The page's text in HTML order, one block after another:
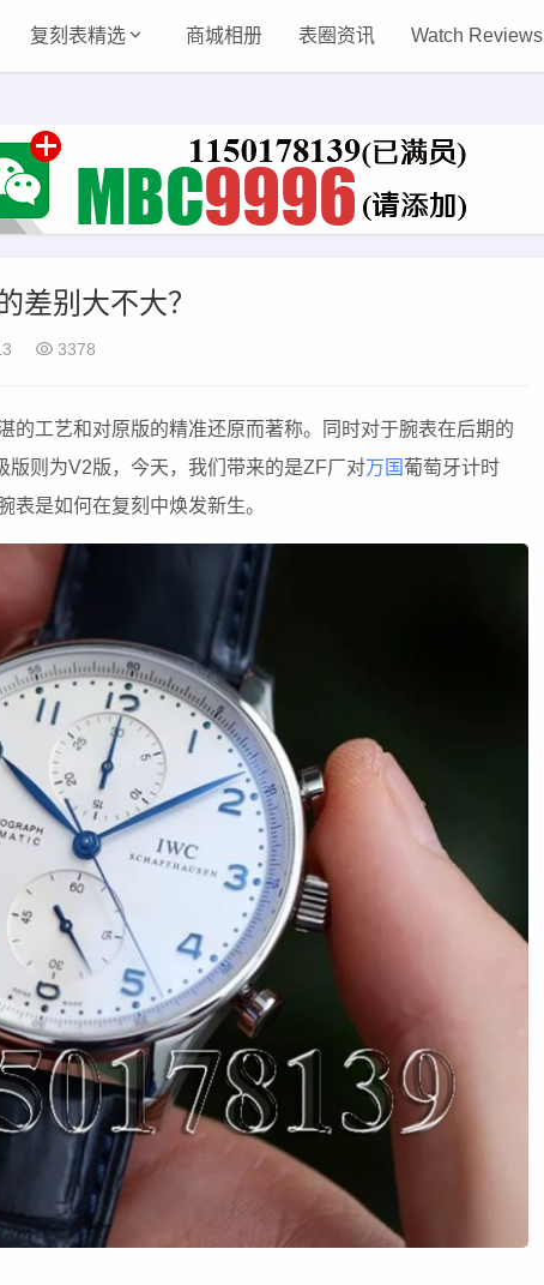
复刻表精选 商城相册 表圈资讯 Watch Reviews
差别大不大？
3378
的工艺和对原版的精准还原而著称。同时对于腕表在后期的
版则为V2版，今天，我们带来的是ZF厂对万国葡萄牙计时
表是如何在复刻中焕发新生。